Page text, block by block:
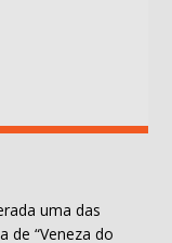
uma das
de “Veneza do